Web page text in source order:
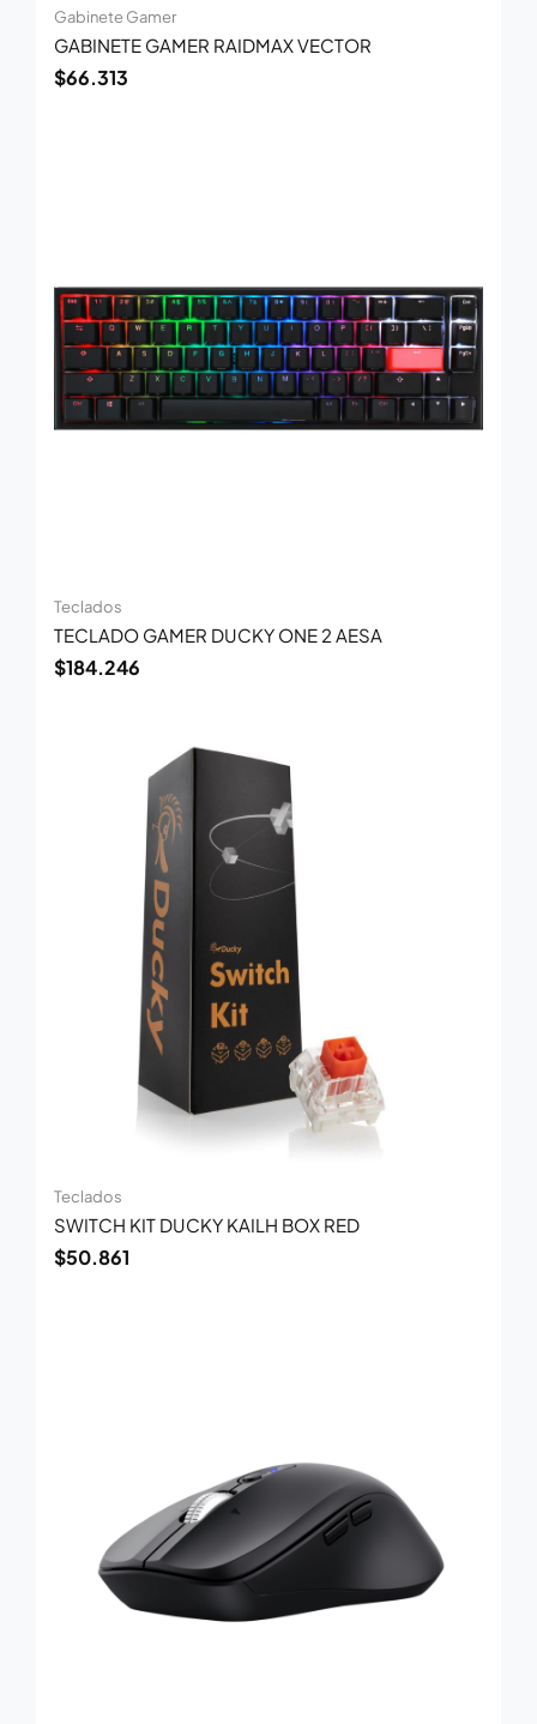
Gabinete Gamer
GABINETE GAMER RAIDMAX VECTOR
$66.313
Teclados
TECLADO GAMER DUCKY ONE 2 AESA
$184.246
Teclados
SWITCH KIT DUCKY KAILH BOX RED
$50.861